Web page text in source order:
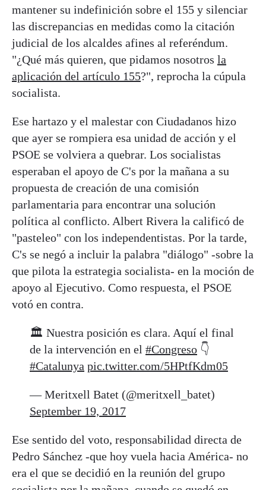
mantener su indefinición sobre el 155 y silenciar
las discrepancias en medidas como la citación
judicial de los alcaldes afines al referéndum.
"¿Qué más quieren, que pidamos nosotros la
aplicación del artículo 155?", reprocha la cúpula
socialista.
Ese hartazo y el malestar con Ciudadanos hizo
que ayer se rompiera esa unidad de acción y el
PSOE se volviera a quebrar. Los socialistas
esperaban el apoyo de C's por la mañana a su
propuesta de creación de una comisión
parlamentaria para encontrar una solución
política al conflicto. Albert Rivera la calificó de
"pasteleo" con los independentistas. Por la tarde,
C's se negó a incluir la palabra "diálogo" -sobre la
que pilota la estrategia socialista- en la moción de
apoyo al Ejecutivo. Como respuesta, el PSOE
votó en contra.
🏛 Nuestra posición es clara. Aquí el final
de la intervención en el #Congreso 👇
#Catalunya pic.twitter.com/5HPtfKdm05
— Meritxell Batet (@meritxell_batet)
September 19, 2017
Ese sentido del voto, responsabilidad directa de
Pedro Sánchez -que hoy vuela hacia América- no
era el que se decidió en la reunión del grupo